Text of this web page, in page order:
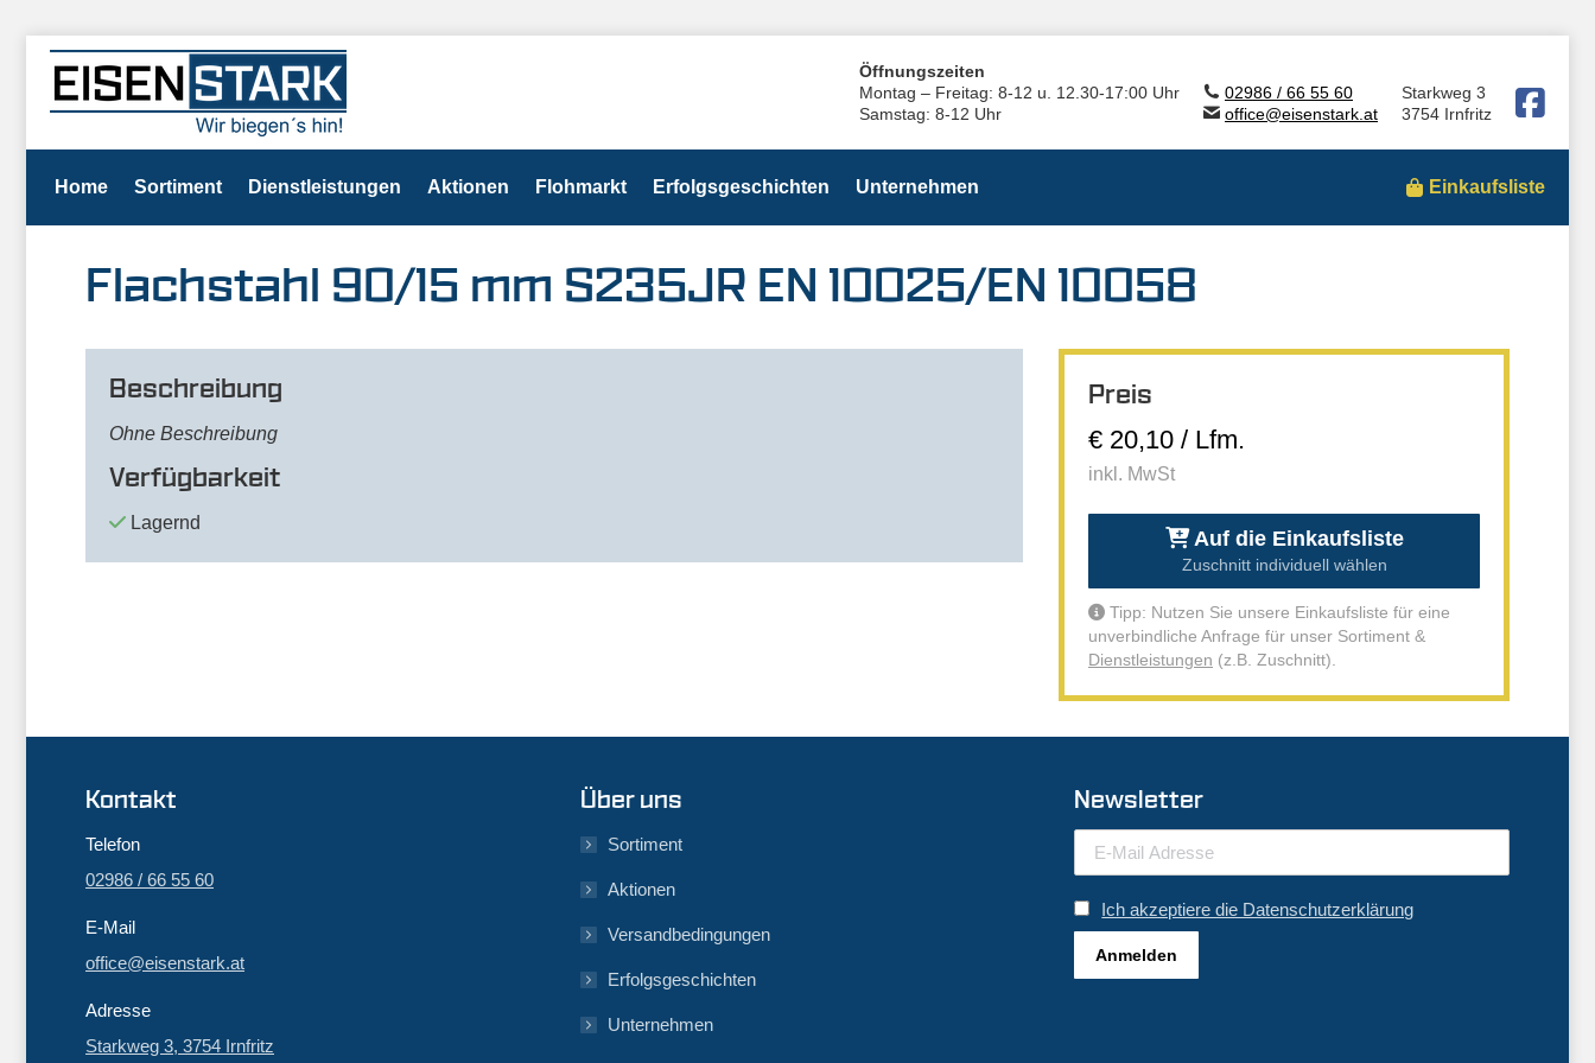
Öffnungszeiten
Montag – Freitag: 8-12 u. 12.30-17:00 Uhr
Samstag: 8-12 Uhr
02986 / 66 55 60
office@eisenstark.at
Starkweg 3
3754 Irnfritz
Home Sortiment Dienstleistungen Aktionen Flohmarkt Erfolgsgeschichten Unternehmen Einkaufsliste
Flachstahl 90/15 mm S235JR EN 10025/EN 10058
Beschreibung
Ohne Beschreibung
Verfügbarkeit
Lagernd
Preis
€ 20,10 / Lfm.
inkl. MwSt
Auf die Einkaufsliste
Zuschnitt individuell wählen
Tipp: Nutzen Sie unsere Einkaufsliste für eine
unverbindliche Anfrage für unser Sortiment &
Dienstleistungen (z.B. Zuschnitt).
Kontakt
Telefon
02986 / 66 55 60
E-Mail
office@eisenstark.at
Adresse
Starkweg 3, 3754 Irnfritz
Über uns
Sortiment
Aktionen
Versandbedingungen
Erfolgsgeschichten
Unternehmen
Newsletter
Ich akzeptiere die Datenschutzerklärung